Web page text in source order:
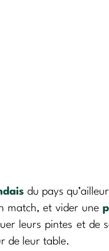
du pays
match, et vider une
leurs pintes et de
de leur table.